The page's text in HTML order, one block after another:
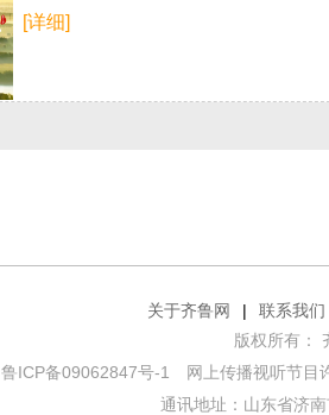
[详细]
关于齐鲁网 |
联系我们
版权所有：
鲁ICP备09062847号-1
网上传播视听节目
通讯地址：山东省济